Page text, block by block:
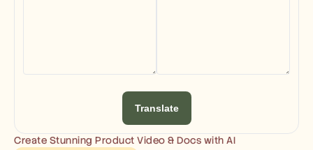
Create Stunning Product Video & Docs with AI
Translate